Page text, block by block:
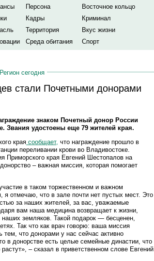
Персона
Восточное кольцо
Кадры
Криминал
Территория
Вкус жизни
Среда обитания Спорт
Регион сегодня
стали Почетными донорами
знаком Почетный донор России
Звания удостоены еще 79 жителей края.
края сообщает, что награждение прошло в
переливании крови во Владивостоке.
Приморского края Евгений Шестопалов на
– важная миссия, которая помогает
в таком торжественном и важном
я отмечаю, что в зале почти нет пустых мест. Это
за наших жителей, за вас, уважаемые
вам наша медицина возвращает к жизни,
земляков. Такой подарок — бесценен,
Так что как врач говорю: ваша миссия
тем, что донорами у нас сейчас активно
в донорстве есть целые семейные династии, что
– сказал в приветственном слове Евгений